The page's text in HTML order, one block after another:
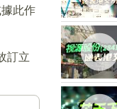
此作
訂立